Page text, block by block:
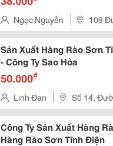
Ngọc Nguyễn
109
Nội
Sản Xuất Hàng Rào Sơn
- Công Ty Sao Hỏa
50.000₫
Linh Đan
Số 14,
Hồ Chí Minh
Công Ty Sản Xuất Hàng
Hàng Rào Sơn Tĩnh Điện